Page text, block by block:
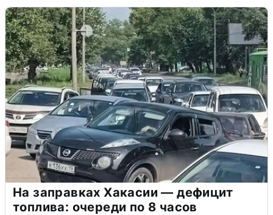
На заправках Хакасии — дефицит
топлива: очереди по 8 часов